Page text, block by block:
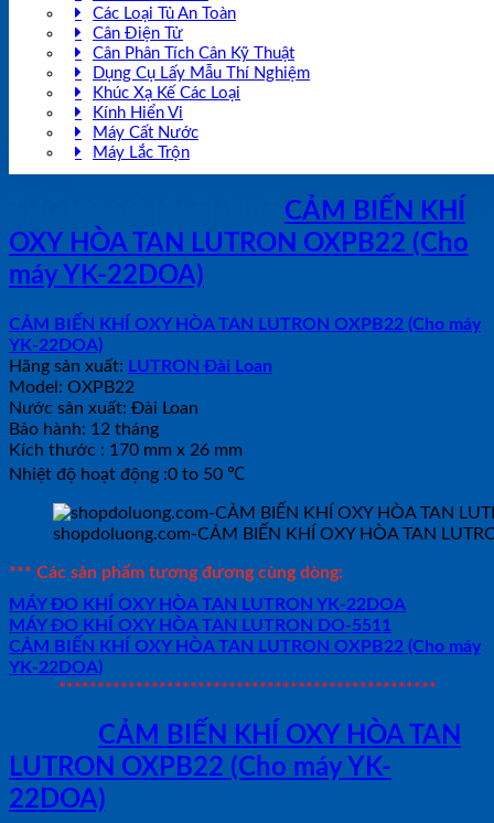
Các Loại Tủ An Toàn
Cân Điện Tử
Cân Phân Tích Cân Kỹ Thuật
Dụng Cụ Lấy Mẫu Thí Nghiệm
Khúc Xạ Kế Các Loại
Kính Hiển Vi
Máy Cất Nước
Máy Lắc Trộn
CẢM BIẾN KHÍ
OXY HÒA TAN LUTRON OXPB22 (Cho
máy YK-22DOA)
CẢM BIẾN KHÍ OXY HÒA TAN LUTRON OXPB22 (Cho máy
YK-22DOA)
Hãng sản xuất: LUTRON Đài Loan
Model: OXPB22
Nước sản xuất: Đài Loan
Bảo hành: 12 tháng
Kích thước : 170 mm x 26 mm
Nhiệt độ hoạt động :0 to 50 ℃
shopdoluong.com-CẢM BIẾN KHÍ OXY HÒA TAN
*** Các sản phẩm tương đương cùng dòng:
MÁY ĐO KHÍ OXY HÒA TAN LUTRON YK-22DOA
MÁY ĐO KHÍ OXY HÒA TAN LUTRON DO-5511
CẢM BIẾN KHÍ OXY HÒA TAN LUTRON OXPB22 (Cho máy
YK-22DOA)
*************************************************
CẢM BIẾN KHÍ OXY HÒA TAN
LUTRON OXPB22 (Cho máy YK-
22DOA)